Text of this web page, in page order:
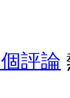
個評論